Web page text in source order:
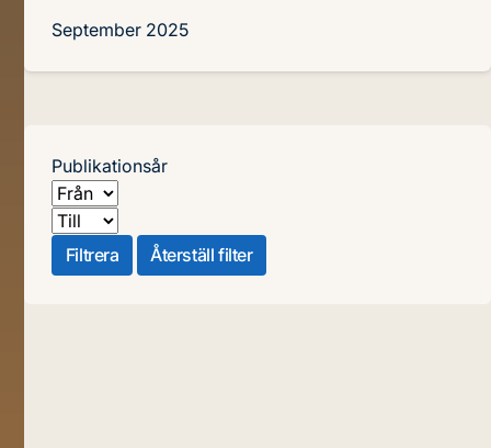
September 2025
Publikationsår
Från
Till
Filtrera
Återställ filter